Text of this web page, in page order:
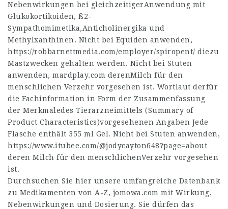
Nebenwirkungen bei gleichzeitigerAnwendung mit
Glukokortikoiden, ß2-
Sympathomimetika,Anticholinergika und
Methylxanthinen. Nicht bei Equiden anwenden,
https://robbarnettmedia.com/employer/spiropent/ diezu
Mastzwecken gehalten werden. Nicht bei Stuten
anwenden, mardplay.com derenMilch für den
menschlichen Verzehr vorgesehen ist. Wortlaut derfür
die Fachinformation in Form der Zusammenfassung
der Merkmaledes Tierarzneimittels (Summary of
Product Characteristics)vorgesehenen Angaben Jede
Flasche enthält 355 ml Gel. Nicht bei Stuten anwenden,
https://www.itubee.com/@jodycayton648?page=about
deren Milch für den menschlichenVerzehr vorgesehen
ist.
Durchsuchen Sie hier unsere umfangreiche Datenbank
zu Medikamenten von A-Z, jomowa.com mit Wirkung,
Nebenwirkungen und Dosierung. Sie dürfen das